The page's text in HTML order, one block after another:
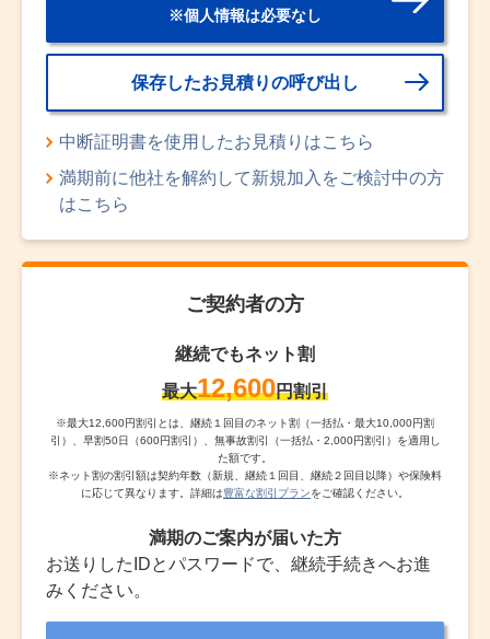
※個人情報は必要なし
保存したお見積りの呼び出し
中断証明書を使用したお見積りはこちら
満期前に他社を解約して新規加入をご検討中の方
はこちら
ご契約者の方
継続でもネット割
最大12,600円割引
※最大12,600円割引とは、継続１回目のネット割（一括払・最大10,000円割
引）、早割50日（600円割引）、無事故割引（一括払・2,000円割引）を適用し
た額です。
※ネット割の割引額は契約年数（新規、継続１回目、継続２回目以降）や保険料
に応じて異なります。詳細は豊富な割引プランをご確認ください。
満期のご案内が届いた方
お送りしたIDとパスワードで、継続手続きへお進
みください。